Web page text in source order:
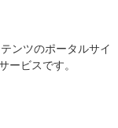
ンツのポータルサイ
ービスです。